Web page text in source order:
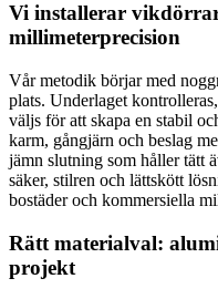
Vi installerar
millimeterprecision
Vår metodik börjar med
plats. Underlaget
väljs för att skapa en stabil
karm, gångjärn och beslag
jämn slutning som håller tätt
säker, stilren och lättskött
bostäder och kommersiella
Rätt materialval:
projekt